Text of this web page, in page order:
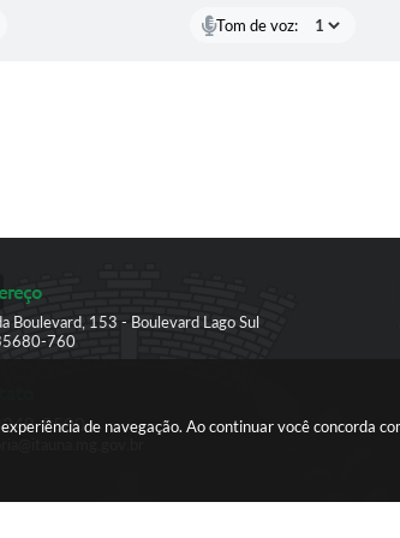
de navegação. Ao continuar você concorda
Tom de voz:
Boulevard, 153 - Boulevard Lago Sul
760
9500